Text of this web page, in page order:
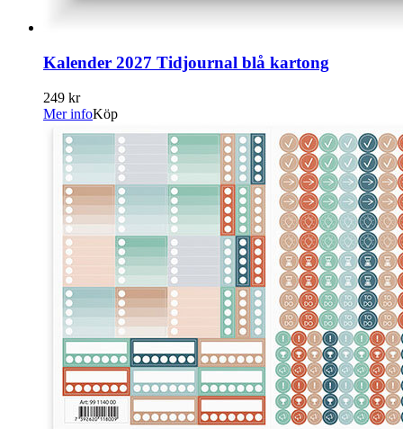
Kalender 2027 Tidjournal blå kartong
249 kr
Mer infoKöp